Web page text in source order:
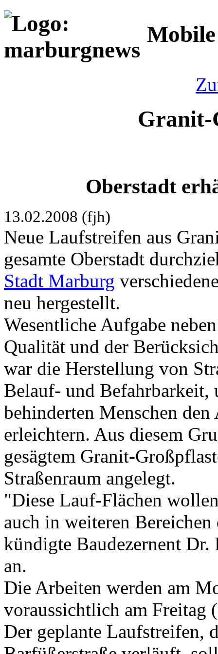
Granit-
Oberstadt
13.02.2008 (fjh)
Neue Laufstreifen aus
gesamte Oberstadt
Stadt Marburg
neu hergestellt.
Wesentliche Aufgabe
Qualität und der
war die Herstellung von
Belauf- und Befahrbarkeit,
behinderten Menschen
erleichtern. Aus diesem
gesägtem Granit-
Straßenraum angelegt.
"Diese Lauf-Flächen
auch in weiteren
kündigte Baudezernent Dr.
an.
Die Arbeiten werden am
voraussichtlich am Freitag
Der geplante Laufstreifen,